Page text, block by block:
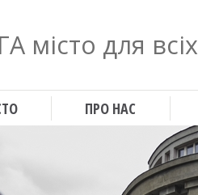
місто для всіх
ПРО НАС